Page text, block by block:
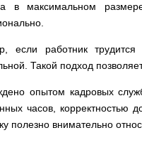
в максимальном
если работник
Такой подход
опытом кадровых
часов,
полезно внимательно